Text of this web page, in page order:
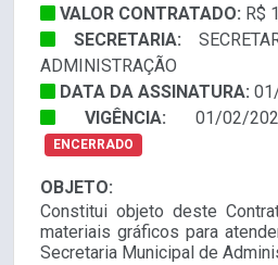
VALOR CONTRATADO: R$
SECRETARIA:
ADMINISTRAÇÃO
DATA DA ASSINATURA:
VIGÊNCIA: 01/02/
ENCERRADO
OBJETO:
Constitui objeto deste
materiais gráficos para
Secretaria Municipal de